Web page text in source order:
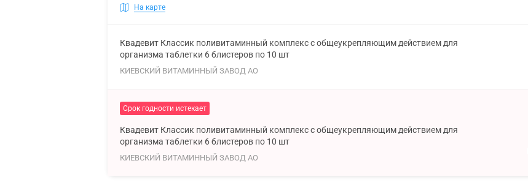
На карте
Квадевит Классик поливитаминный комплекс с общеукрепляющим действием для
организма таблетки 6 блистеров по 10 шт
КИЕВСКИЙ ВИТАМИННЫЙ ЗАВОД АО
Срок годности истекает
Квадевит Классик поливитаминный комплекс с общеукрепляющим действием для
организма таблетки 6 блистеров по 10 шт
КИЕВСКИЙ ВИТАМИННЫЙ ЗАВОД АО